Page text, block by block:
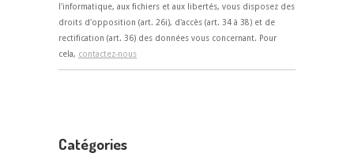
l'informatique, aux fichiers et aux libertés, vous disposez des
droits d'opposition (art. 26i), d'accès (art. 34 à 38) et de
rectification (art. 36) des données vous concernant. Pour
cela, contactez-nous
Catégories